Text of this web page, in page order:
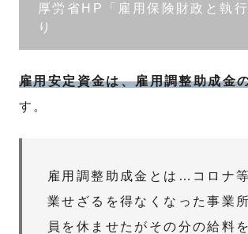
厚労省HP「雇用保険財政と執
り
雇用安定資金は、雇用調整助成金
す。
雇用調整助成金とは…コロナ
業せざるを得なくなった事業
員を休ませたがその分の給料